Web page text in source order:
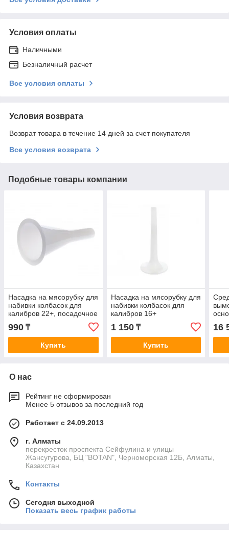
Условия оплаты
Наличными
Безналичный расчет
Все условия оплаты
Условия возврата
Возврат товара в течение 14 дней за счет покупателя
Все условия возврата
Подобные товары компании
Насадка на мясорубку для
набивки колбасок для
калибров 22+, посадочное
место 75 мм
990 ₸
Купить
Насадка на мясорубку для
набивки колбасок для
калибров 16+
1 150₸
Купить
16
О нас
Рейтинг не сформирован
Менее 5 отзывов за последний год
Работает с 24.09.2013
г. Алматы
перекресток проспекта Сейфулина и улицы
Жансугурова, БЦ "BOTAN", Черноморская 12Б, Алматы,
Казахстан
Контакты
Сегодня выходной
Показать весь график работы